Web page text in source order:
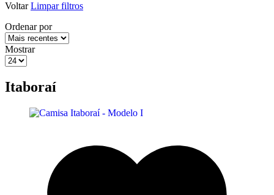
Voltar Limpar filtros
Ordenar por
Mostrar
Itaboraí